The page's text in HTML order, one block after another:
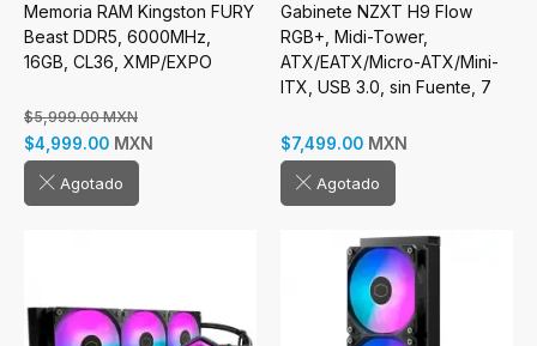
Memoria RAM Kingston FURY
Beast DDR5, 6000MHz,
16GB, CL36, XMP/EXPO
$5,999.00 MXN
$4,999.00 MXN
Agotado
Gabinete NZXT H9 Flow
RGB+, Midi-Tower,
ATX/EATX/Micro-ATX/Mini-
ITX, USB 3.0, sin Fuente, 7
Blanco
$7,499.00 MXN
Agotado